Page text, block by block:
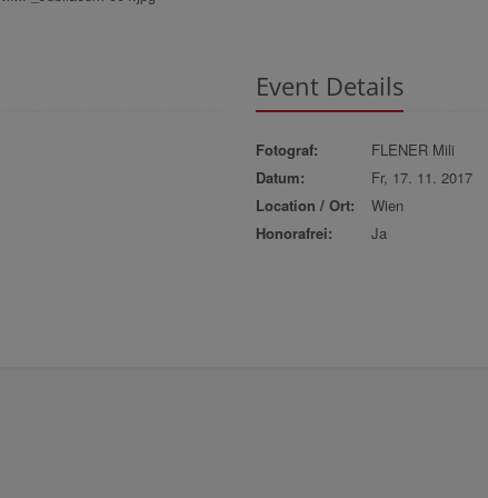
Event Details
Fotograf:
FLENER Mili
Datum:
Fr, 17. 11. 2017
Location / Ort:
Wien
Honorafrei:
Ja